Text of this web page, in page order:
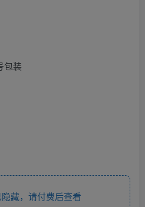
包装
藏，请付费后查看